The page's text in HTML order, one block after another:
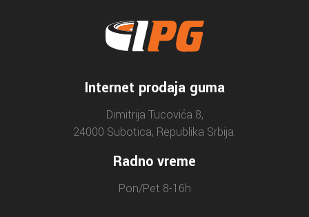
Internet prodaja guma
Dimitrija Tucovića 8,
24000 Subotica, Republika Srbija.
Radno vreme
Pon/Pet 8-16h